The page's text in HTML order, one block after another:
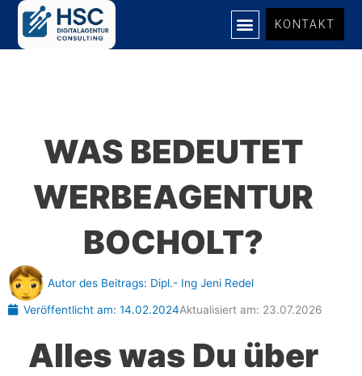
Zum
springen
KONTAKT
WAS BEDEUTET
WERBEAGENTUR
BOCHOLT?
Autor des Beitrags: Dipl.- Ing Jeni Redel
Veröffentlicht am: 14.02.2024Aktualisiert am: 23.07.2026
Alles was Du über